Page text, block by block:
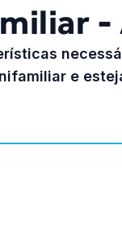
-
e